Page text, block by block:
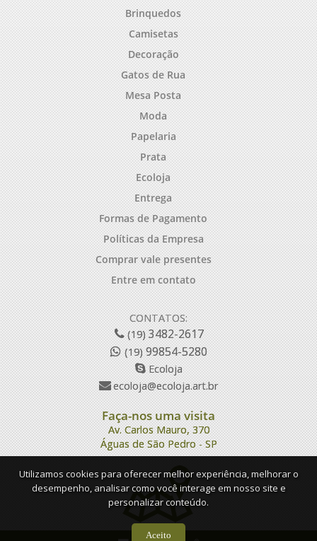
Brinquedos
Camisetas
Decoração
Gatos de Rua
Mesa Posta
Moda
Papelaria
Prata
Ecoloja
Entrega
Formas de Pagamento
Políticas da Empresa
Comprar vale presentes
Entre em contato
CONTATOS:
(19)3482-2617
(19)99854-5280
Ecoloja
ecoloja@ecoloja.art.br
Faça-nos uma visita
Av. Carlos Mauro, 370
Águas de São Pedro - SP
Utilizamos cookies para oferecer melhor experiência, melhorar o
desempenho, analisar como você interage em nosso site e
personalizar conteúdo.
Aceito